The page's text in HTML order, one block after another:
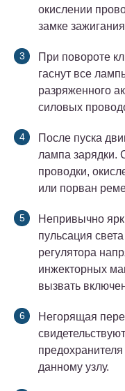
окислении
замке
При повороте
гаснут все
разряженного
силовых
После пуска
лампа зарядки.
проводки,
или порван
Непривычно
пульсация
регулятора
инжекторных
вызвать
Негорящая
данному узлу.